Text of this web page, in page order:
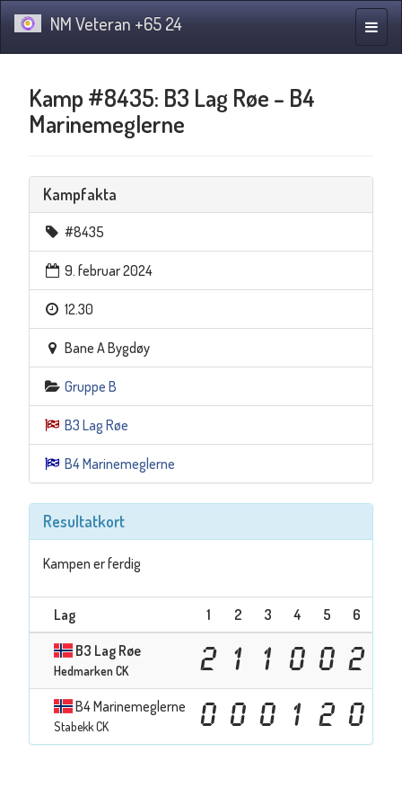
NM Veteran +65 24
Kamp #8435: B3 Lag Røe – B4
Marinemeglerne
Kampfakta
#8435
9. februar 2024
12.30
Bane A Bygdøy
Gruppe B
B3 Lag Røe
B4 Marinemeglerne
Resultatkort
Kampen er ferdig
Lag 1 2 3 4 5 6
B3 Lag Røe
Hedmarken CK 2 1 1 0 0 2
B4 Marinemeglerne
Stabekk CK 0 0 0 1 2 0